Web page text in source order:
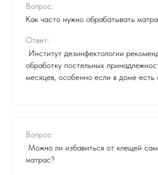
Вопрос:
Как часто нужно обрабатывать
Ответ:
Институт дезинфектологии
обработку постельных
месяцев, особенно если в доме есть
Вопрос:
Можно ли избавиться от клещей
матрас?